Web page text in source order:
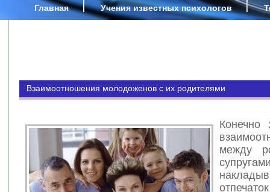
Главная Учения известных психологов
Взаимоотношения молодоженов с их родителями
Конечно
между